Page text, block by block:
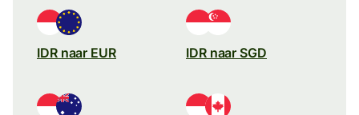
IDR naar EUR IDR naar SGD